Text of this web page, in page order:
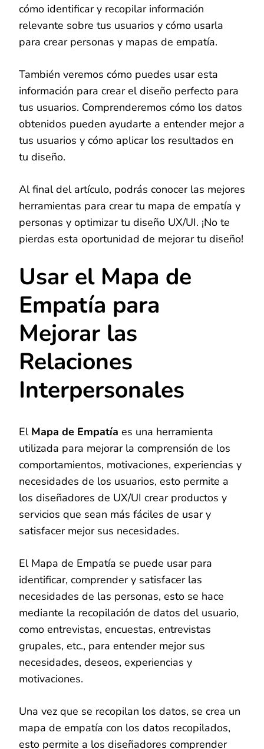
cómo identificar y recopilar información
relevante sobre tus usuarios y cómo usarla
para crear personas y mapas de empatía.
También veremos cómo puedes usar esta
información para crear el diseño perfecto para
tus usuarios. Comprenderemos cómo los datos
obtenidos pueden ayudarte a entender mejor a
tus usuarios y cómo aplicar los resultados en
tu diseño.
Al final del artículo, podrás conocer las mejores
herramientas para crear tu mapa de empatía y
personas y optimizar tu diseño UX/UI. ¡No te
pierdas esta oportunidad de mejorar tu diseño!
Usar el Mapa de
Empatía para
Mejorar las
Relaciones
Interpersonales
El Mapa de Empatía es una herramienta
utilizada para mejorar la comprensión de los
comportamientos, motivaciones, experiencias y
necesidades de los usuarios, esto permite a
los diseñadores de UX/UI crear productos y
servicios que sean más fáciles de usar y
satisfacer mejor sus necesidades.
El Mapa de Empatía se puede usar para
identificar, comprender y satisfacer las
necesidades de las personas, esto se hace
mediante la recopilación de datos del usuario,
como entrevistas, encuestas, entrevistas
grupales, etc., para entender mejor sus
necesidades, deseos, experiencias y
motivaciones.
Una vez que se recopilan los datos, se crea un
mapa de empatía con los datos recopilados,
esto permite a los diseñadores comprender